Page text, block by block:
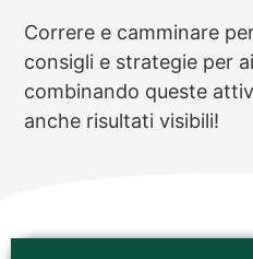
Correre e camminare
consigli e strategie per
combinando queste
anche risultati visibili!